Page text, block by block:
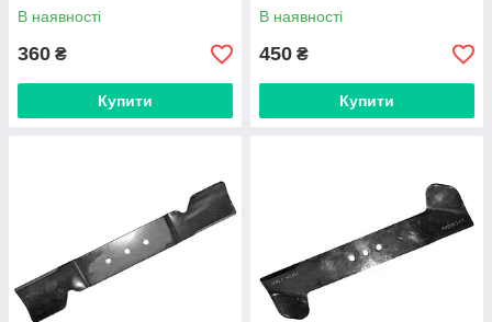
В наявності
360 ₴
Купити
В наявності
450 ₴
Купити